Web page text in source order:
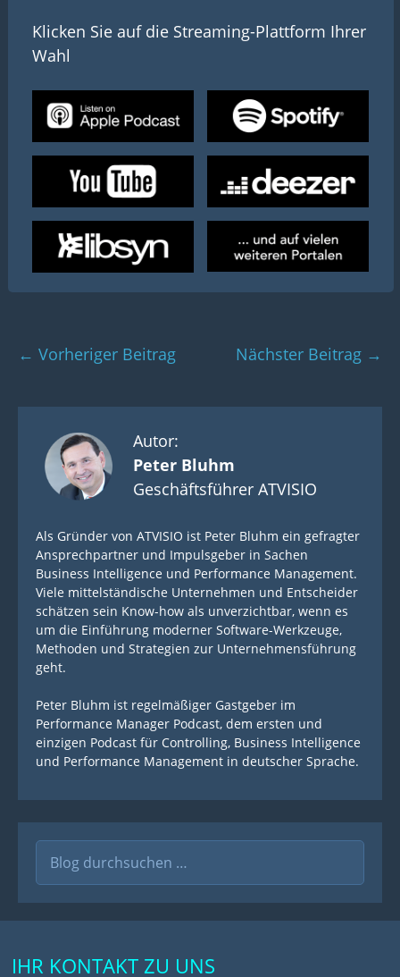
Klicken Sie auf die Streaming-Plattform Ihrer
Wahl
Beitragsnavigation
← Vorheriger Beitrag Nächster Beitrag →
Autor:
Peter Bluhm
Geschäftsführer ATVISIO
Als Gründer von ATVISIO ist Peter Bluhm ein gefragter
Ansprechpartner und Impulsgeber in Sachen
Business Intelligence und Performance Management.
Viele mittelständische Unternehmen und Entscheider
schätzen sein Know-how als unverzichtbar, wenn es
um die Einführung moderner Software-Werkzeuge,
Methoden und Strategien zur Unternehmensführung
geht.
Peter Bluhm ist regelmäßiger Gastgeber im
Performance Manager Podcast, dem ersten und
einzigen Podcast für Controlling, Business Intelligence
und Performance Management in deutscher Sprache.
Suche
nach:
IHR KONTAKT ZU UNS